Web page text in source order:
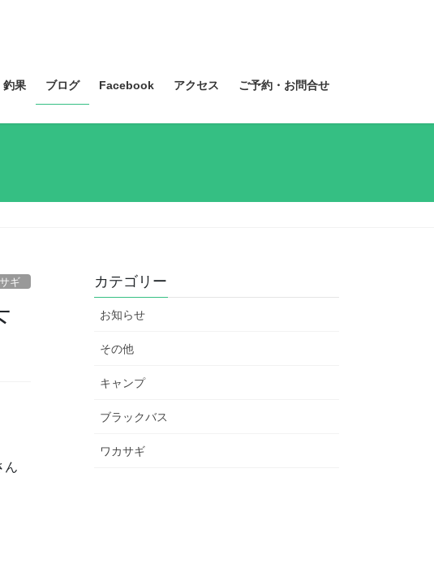
釣果 ブログ Facebook アクセス ご予約・お問合せ
ギ
ん
カテゴリー
お知らせ
その他
キャンプ
ブラックバス
ワカサギ